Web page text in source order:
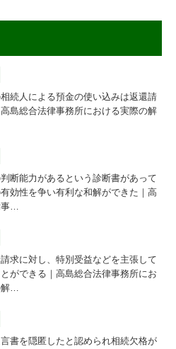
続人による預金の使い込みは返還請
島総合法律事務所における実際の解
断能力があるという診断書があって
効性を争い有利な和解ができた｜高
事…
求に対し、特別受益などを主張して
ができる｜高島総合法律事務所にお
解…
書を隠匿したと認められ相続欠格が